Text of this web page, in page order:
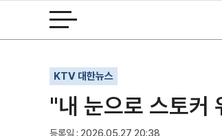
전체메뉴 열기
KTV 대한뉴스
"내 눈으로 스토커
등록일 : 2026.05.27 20:38
기사인쇄
글자확대
글자축소